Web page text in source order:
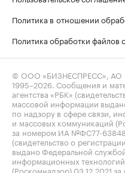
Политика в отношении
Политика обработки файлов
© ООО «БИЗНЕСПРЕСС», АО
1995–2026 . Сообщения и
агентства «РБК»
массовой информации
по надзору в сфере связи,
и массовых коммуникаций
за номером ИА №ФС77-
(свидетельство о
выдано Федеральной
информационных
(Роскомнадзор) 03.12.2021